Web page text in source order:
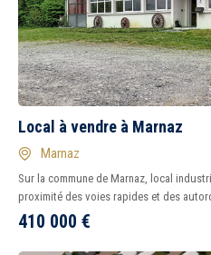
Parking
Local à vendre à Marnaz
Marnaz
Sur la commune de Marnaz, local
proximité des voies rapides et des
410 000 €